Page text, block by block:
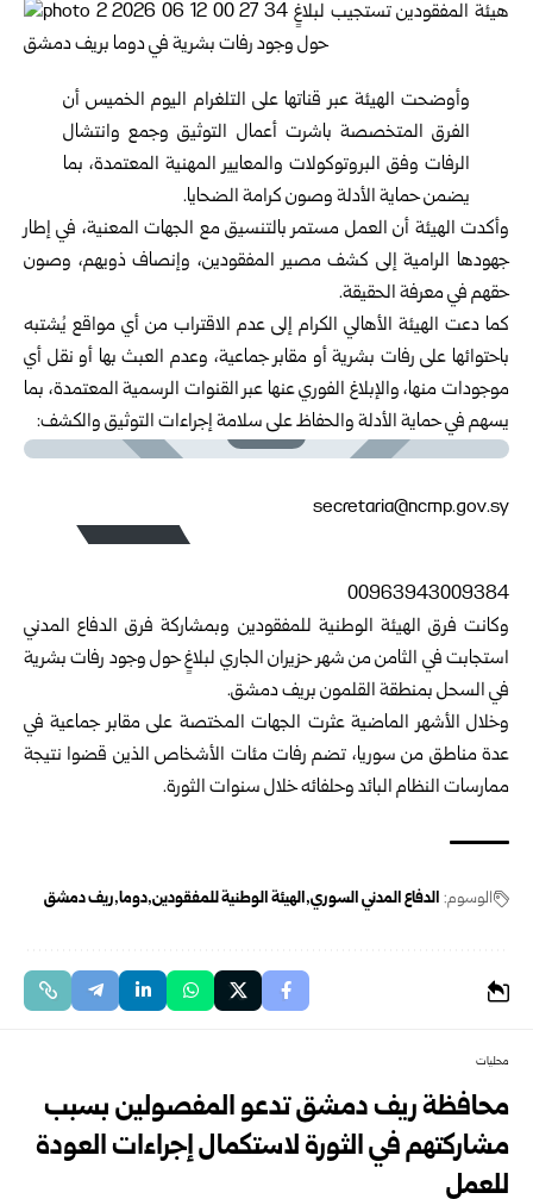
وأوضحت الهيئة عبر قناتها على التلغرام اليوم الخميس أن
الفرق المتخصصة باشرت أعمال ‏التوثيق وجمع وانتشال
الرفات وفق البروتوكولات والمعايير المهنية المعتمدة، بما
يضمن حماية ‏الأدلة وصون كرامة الضحايا.‏
وأكدت الهيئة أن العمل مستمر بالتنسيق مع الجهات المعنية، في إطار
جهودها الرامية إلى كشف ‏مصير المفقودين، وإنصاف ذويهم، وصون
حقهم في معرفة الحقيقة.‏
كما دعت الهيئة الأهالي الكرام إلى عدم الاقتراب من أي مواقع يُشتبه
باحتوائها على رفات ‏بشرية أو مقابر جماعية، وعدم العبث بها أو نقل أي
موجودات منها، والإبلاغ الفوري عنها عبر ‏القنوات الرسمية المعتمدة، بما
يسهم في حماية الأدلة والحفاظ على سلامة إجراءات التوثيق ‏والكشف:‏
secretaria@ncmp.gov.sy
00963943009384‏
وكانت فرق الهيئة الوطنية للمفقودين وبمشاركة فرق الدفاع المدني
استجابت في الثامن من شهر ‏حزيران الجاري لبلاغٍ حول وجود رفات بشرية
في السحل بمنطقة القلمون بريف دمشق.‏
وخلال الأشهر الماضية عثرت الجهات المختصة على مقابر جماعية في
عدة مناطق من ‌‏سوريا، ‏تضم رفات مئات الأشخاص الذين قضوا نتيجة
ممارسات النظام البائد وحلفائه ‌‏خلال سنوات ‏الثورة.‏
الوسوم: الدفاع المدني السوري الهيئة الوطنية للمفقودين دوما ريف دمشق
محليات
محافظة ريف دمشق تدعو المفصولين بسبب
مشاركتهم في الثورة لاستكمال إجراءات العودة
للعمل